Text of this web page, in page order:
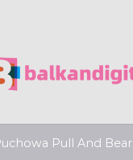
Pull And Bear